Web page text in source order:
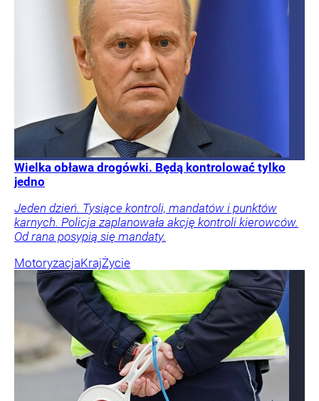
Wielka obława drogówki. Będą kontrolować tylko
jedno
Jeden dzień. Tysiące kontroli, mandatów i punktów
karnych. Policja zaplanowała akcję kontroli kierowców.
Od rana posypią się mandaty.
MotoryzacjaKrajŻycie